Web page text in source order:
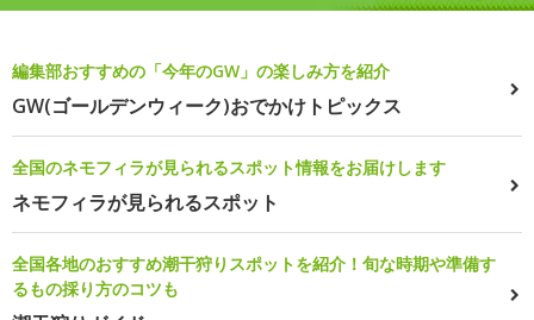
編集部おすすめの「今年のGW」の楽しみ方を紹介
GW(ゴールデンウィーク)おでかけトピックス
全国のネモフィラが見られるスポット情報をお届けします
ネモフィラが見られるスポット
全国各地のおすすめ潮干狩りスポットを紹介！旬な時期や準備す
るもの採り方のコツも